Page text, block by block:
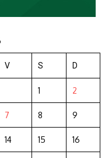
V S D
1 2
7 8 9
14 15 16